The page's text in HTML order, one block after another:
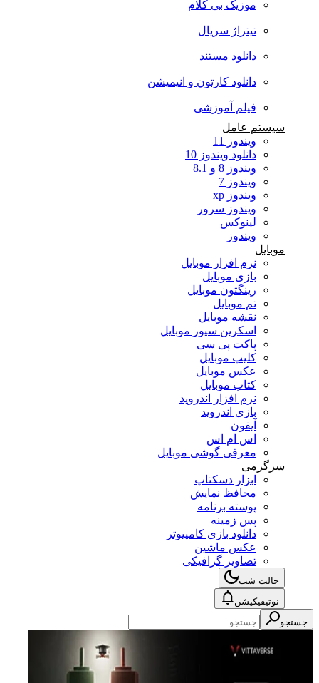
موزیک بی کلام
تیتراژ سریال
دانلود مستند
دانلود کارتون و انیمیشن
فیلم آموزشی
سیستم عامل
ویندوز 11
دانلود ویندوز 10
ویندوز 8 و 8.1
ویندوز 7
ویندوز xp
ویندوز سرور
لینوکس
ویندوز
موبایل
نرم افزار موبایل
بازی موبایل
رینگتون موبایل
تم موبایل
نقشه موبایل
اسکرین سیور موبایل
پاکت پی سی
کلیپ موبایل
عکس موبایل
کتاب موبایل
نرم افزار اندروید
بازی اندروید
آیفون
اس ام اس
معرفی گوشی موبایل
سرگرمی
ابزار دسکتاپ
محافظ نمایش
پوسته برنامه
پس زمینه
دانلود بازی کامپیوتر
عکس ماشین
تصاویر گرافیکی
حالت شب
نوتیفیکیشن
جستجو